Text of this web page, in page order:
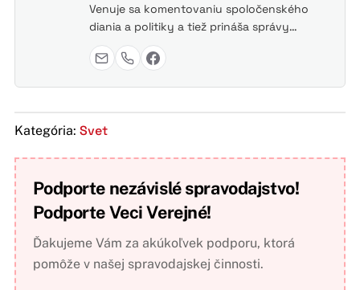
Venuje sa komentovaniu spoločenského
diania a politiky a tiež prináša správy…
Kategória: Svet
Podporte nezávislé spravodajstvo!
Podporte Veci Verejné!
Ďakujeme Vám za akúkoľvek podporu, ktorá
pomôže v našej spravodajskej činnosti.